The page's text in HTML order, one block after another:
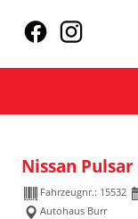
Nissan Pulsar
Fahrzeugnr.: 15532
Autohaus Burr